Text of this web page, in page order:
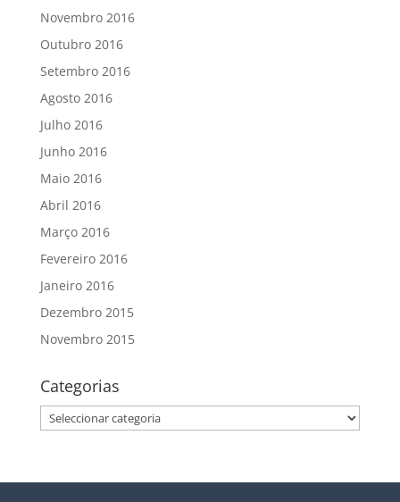
Novembro 2016
Outubro 2016
Setembro 2016
Agosto 2016
Julho 2016
Junho 2016
Maio 2016
Abril 2016
Março 2016
Fevereiro 2016
Janeiro 2016
Dezembro 2015
Novembro 2015
Categorias
Categorias